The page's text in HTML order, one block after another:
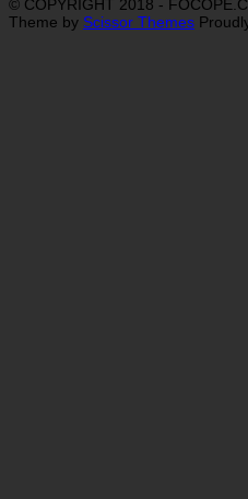
© COPYRIGHT 2018 -
Theme by Scissor Themes